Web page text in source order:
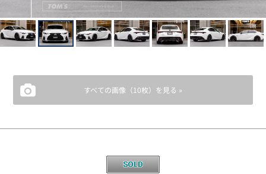
すべての画像（10枚）を見る »